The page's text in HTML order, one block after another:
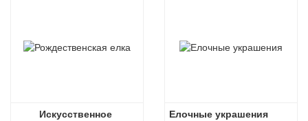
Искусственное
Елочные украшения